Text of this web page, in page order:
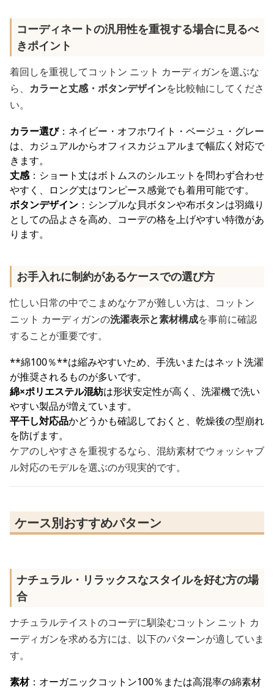
コーディネートの汎用性を重視する場合に見るべ
きポイント
着回しを重視してコットン ニット カーディガンを選ぶな
ら、 カラーと丈感・ボタンデザインを比較軸にしてくださ
い。
カラー選び：ネイビー・オフホワイト・ベージュ・グレー
は、カジュアルからオフィスカジュアルまで幅広く対応で
きます。
丈感：ショート丈はボトムスのシルエットを問わず合わせ
やすく、ロング丈はワンピース感覚でも着用可能です。
ボタンデザイン ：シンプルな貝ボタンや布ボタンは羽織り
としての品よさを高め、コーデの格を上げやすい特徴があ
ります。
お手入れに制約があるケースでの選び方
忙しい日常の中でこまめなケアが難しい方は、コットン
ニット カーディガンの洗濯表示と素材構成を事前に確認
することが重要です。
**綿100％**は縮みやすいため、手洗いまたはネット洗濯
が推奨されるものが多いです。
綿×ポリエステル混紡は形状安定性が高く、洗濯機で洗い
やすい製品が増えています。
平干し対応品かどうかも確認しておくと、乾燥後の型崩れ
を防げます。
ケアのしやすさを重視するなら、混紡素材でウォッシャブ
ル対応のモデルを選ぶのが現実的です。
ケース別おすすめパターン
ナチュラル・リラックスなスタイルを好む方の場
合
ナチュラルテイストのコーデに馴染むコットン ニット カ
ーディガンを求める方には、以下のパターンが適していま
す。
素材：オーガニックコットン100％または高混率の綿素材